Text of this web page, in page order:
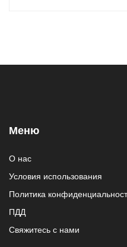
Меню
О нас
Условия использования
Политика
ПДД
Свяжитесь с нами